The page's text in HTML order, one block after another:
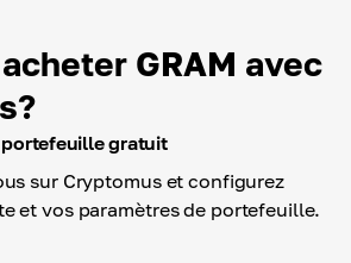
GRAM avec
gratuit
sur Cryptomus et configurez
et vos paramètres de portefeuille.